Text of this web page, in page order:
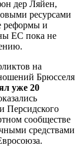
дер Ляйен,
ресурсами
реформы и
ЕС пока не
на
Брюсселя
уже 20
Персидского
сообществе
средствами